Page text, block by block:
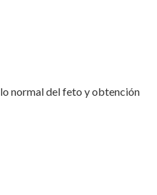
normal del feto y obtención